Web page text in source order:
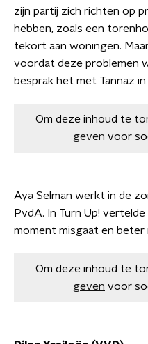
zijn partij zich richten op
hebben, zoals een
tekort aan woningen.
voordat deze problemen
besprak het met Tannaz
Om deze inhoud te
geven voor
Aya Selman werkt in de
PvdA. In Turn Up!
moment misgaat en beter
Om deze inhoud te
geven voor